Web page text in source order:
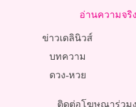
อ่านความจริ
ข่าวเดลินิวส์
บทความ
ดวง-หวย
ติดต่อโฆษณาร่วม